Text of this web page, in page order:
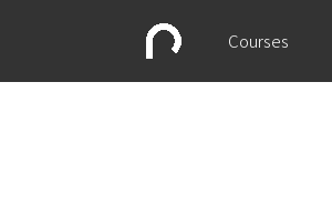
Courses